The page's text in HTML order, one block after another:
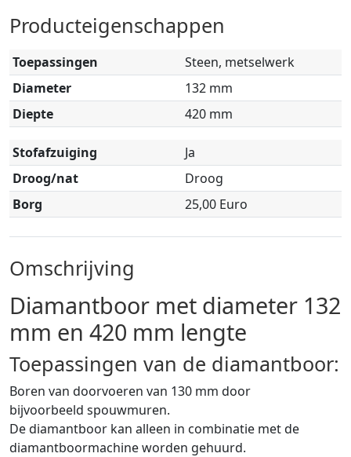
Producteigenschappen
Toepassingen
Steen, metselwerk
Diameter
132 mm
Diepte
420 mm
Stofafzuiging
Ja
Droog/nat
Droog
Borg
25,00 Euro
Omschrijving
Diamantboor met diameter 132
mm en 420 mm lengte
Toepassingen van de diamantboor:
Boren van doorvoeren van 130 mm door
bijvoorbeeld spouwmuren.
De diamantboor kan alleen in combinatie met de
diamantboormachine worden gehuurd.